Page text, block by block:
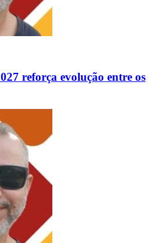
reforça evolução entre os